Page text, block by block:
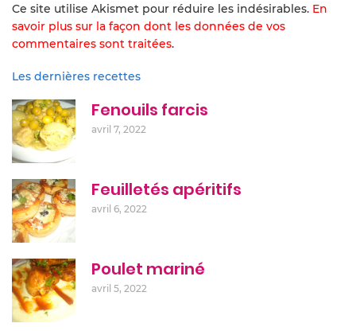
Ce site utilise Akismet pour réduire les indésirables. En
savoir plus sur la façon dont les données de vos
commentaires sont traitées.
Les dernières recettes
Fenouils farcis
avril 7, 2022
Feuilletés apéritifs
avril 6, 2022
Poulet mariné
avril 5, 2022